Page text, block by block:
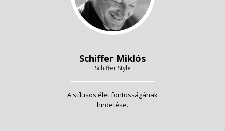
Schiffer Miklós
Schiffer Style
A stílusos élet fontosságának
hirdetése.